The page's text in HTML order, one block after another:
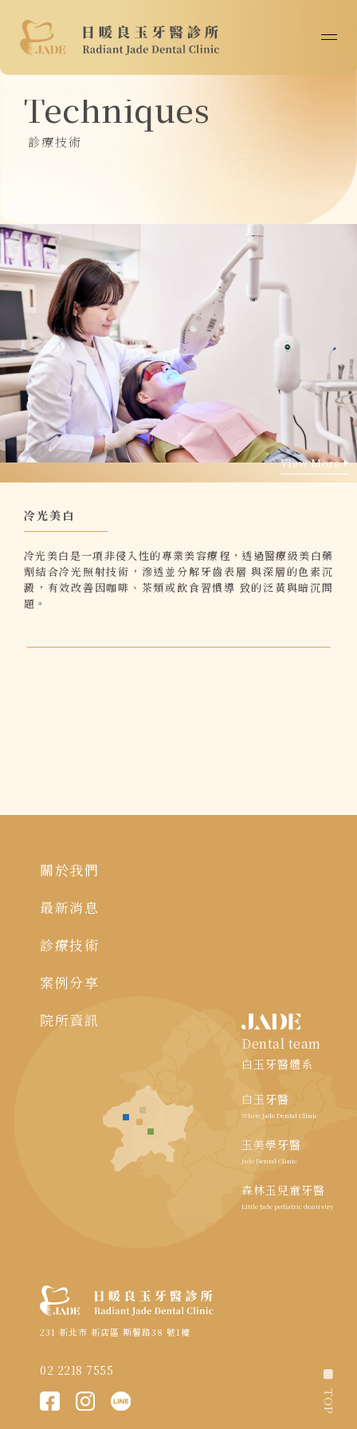
首頁
關於我們
診療技術
案例分享
院所資訊
02 8911 0109
Techniques
診療技術
View More
View More
冷光美白
冷光美白是一項非侵入性的專業美容療程，透過醫療級美白藥
劑結合冷光照射技術，滲透並分解牙齒表層 與深層的色素沉
澱，有效改善因咖啡、茶類或飲食習慣導 致的泛黃與暗沉問
題。
關於我們
最新消息
診療技術
案例分享
院所資訊
231 新北市 新店區 斯馨路38 號1樓
02 2218 7555
Dental team
白玉牙醫體系
白玉牙醫
White Jade Dental Clinic
玉美學牙醫
Jade Dental Clinic
森林玉兒童牙醫
Little Jade pediatric dentistry